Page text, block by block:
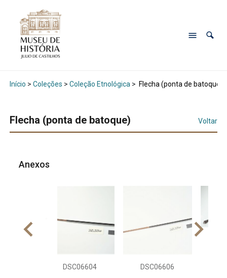
Início > Coleções > Coleção Etnológica > Flecha (ponta de batoque)
Flecha (ponta de batoque) Voltar
Anexos
DSC06604 DSC06606